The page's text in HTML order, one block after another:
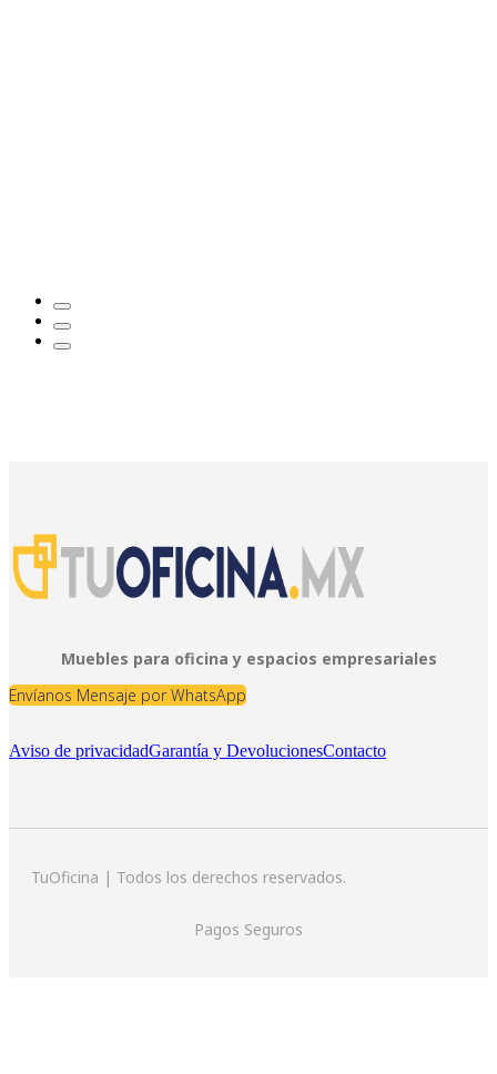
Muebles para oficina y espacios empresariales
Envíanos Mensaje por WhatsApp
Aviso de privacidadGarantía y DevolucionesContacto
TuOficina | Todos los derechos reservados.
Pagos Seguros